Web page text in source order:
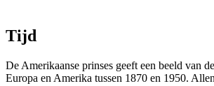
Tijd
De Amerikaanse prinses geeft een beeld van
Europa en Amerika tussen 1870 en 1950.